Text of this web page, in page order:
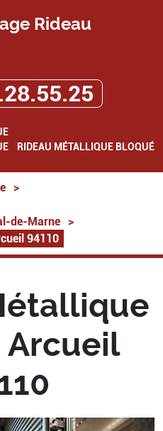
Rideau
RIDEAU MÉTALLIQUE BLOQUÉ
>
de-Marne
>
94110